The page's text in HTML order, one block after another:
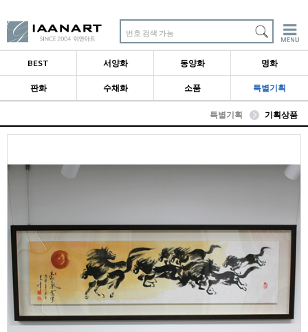
번호 검색 가능
BEST 서양화 동양화 명화
판화 수채화 소품 특별기획
특별기획 기획상품